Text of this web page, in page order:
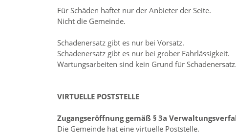
Für Schäden haftet nur der Anbieter der Seite.
Nicht die Gemeinde.
Schadenersatz gibt es nur bei Vorsatz.
Schadenersatz gibt es nur bei grober Fahrlässigkeit.
Wartungsarbeiten sind kein Grund für Schadenersatz.
VIRTUELLE POSTSTELLE
Zugangseröffnung gemäß § 3a
Die Gemeinde hat eine virtuelle Poststelle.